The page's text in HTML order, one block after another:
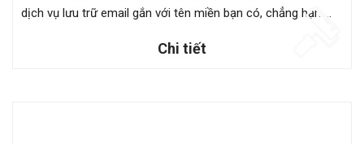
dịch vụ lưu trữ email gắn với tên miền bạn có, chẳng hạn ...
Chi tiết